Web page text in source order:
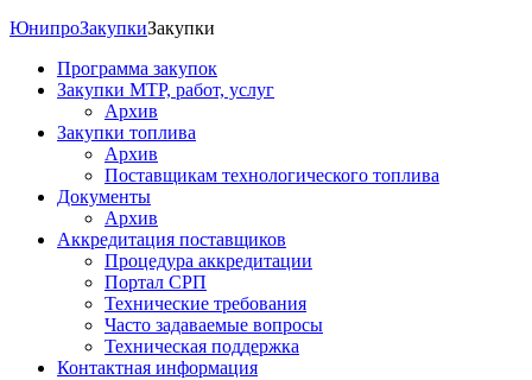
ЮнипроЗакупкиЗакупки
Программа закупок
Закупки МТР, работ, услуг
Архив
Закупки топлива
Архив
Поставщикам технологического топлива
Документы
Архив
Аккредитация поставщиков
Процедура аккредитации
Портал СРП
Технические требования
Часто задаваемые вопросы
Техническая поддержка
Контактная информация